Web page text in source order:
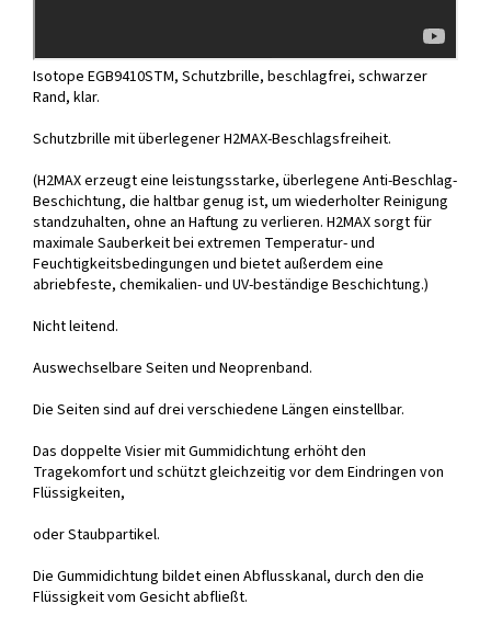
Isotope EGB9410STM, Schutzbrille, beschlagfrei, schwarzer
Rand, klar.
Schutzbrille mit überlegener H2MAX-Beschlagsfreiheit.
(H2MAX erzeugt eine leistungsstarke, überlegene Anti-Beschlag-
Beschichtung, die haltbar genug ist, um wiederholter Reinigung
standzuhalten, ohne an Haftung zu verlieren. H2MAX sorgt für
maximale Sauberkeit bei extremen Temperatur- und
Feuchtigkeitsbedingungen und bietet außerdem eine
abriebfeste, chemikalien- und UV-beständige Beschichtung.)
Nicht leitend.
Auswechselbare Seiten und Neoprenband.
Die Seiten sind auf drei verschiedene Längen einstellbar.
Das doppelte Visier mit Gummidichtung erhöht den
Tragekomfort und schützt gleichzeitig vor dem Eindringen von
Flüssigkeiten,
oder Staubpartikel.
Die Gummidichtung bildet einen Abflusskanal, durch den die
Flüssigkeit vom Gesicht abfließt.